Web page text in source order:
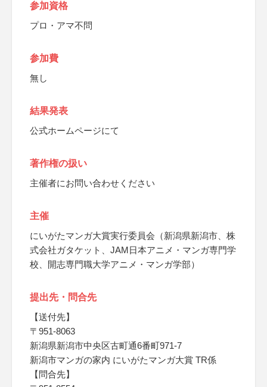
参加資格
プロ・アマ不問
参加費
無し
結果発表
公式ホームページにて
著作権の扱い
主催者にお問い合わせください
主催
にいがたマンガ大賞実行委員会（新潟県新潟市、株
式会社ガタケット、JAM日本アニメ・マンガ専門学
校、開志専門職大学アニメ・マンガ学部）
提出先・問合先
【送付先】
〒951-8063
新潟県新潟市中央区古町通6番町971-7
新潟市マンガの家内 にいがたマンガ大賞 TR係
【問合先】